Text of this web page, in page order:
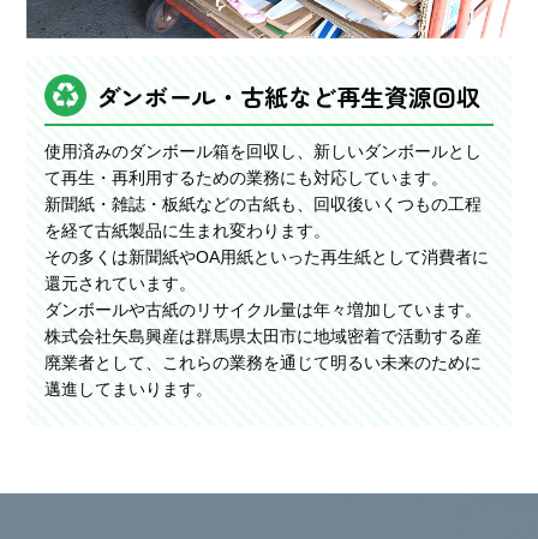
ダンボール・古紙など再生資源回収
使用済みのダンボール箱を回収し、新しいダンボールとし
て再生・再利用するための業務にも対応しています。
新聞紙・雑誌・板紙などの古紙も、回収後いくつもの工程
を経て古紙製品に生まれ変わります。
その多くは新聞紙やOA用紙といった再生紙として消費者に
還元されています。
ダンボールや古紙のリサイクル量は年々増加しています。
株式会社矢島興産は群馬県太田市に地域密着で活動する産
廃業者として、これらの業務を通じて明るい未来のために
邁進してまいります。